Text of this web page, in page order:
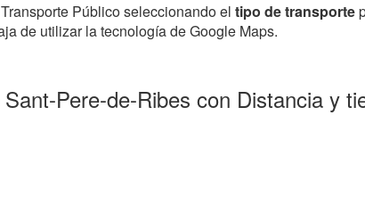
Público seleccionando el tipo de transporte
de utilizar la tecnología de Google Maps.
Pere-de-Ribes con Distancia y